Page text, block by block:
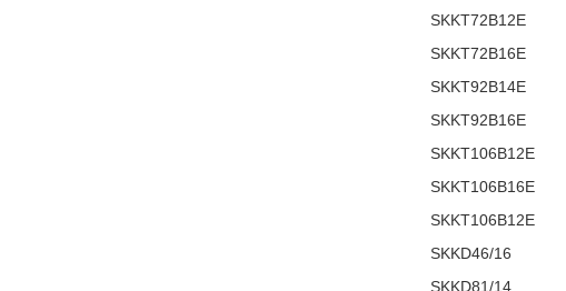
SKKT72B12E
SKKT72B16E
SKKT92B14E
SKKT92B16E
SKKT106B12E
SKKT106B16E
SKKT106B12E
SKKD46/16
SKKD81/14